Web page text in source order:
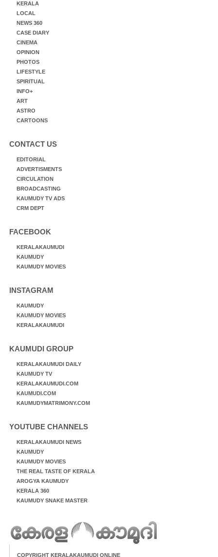
KERALA
LOCAL
NEWS 360
CASE DIARY
CINEMA
OPINION
PHOTOS
LIFESTYLE
SPIRITUAL
INFO+
ART
ASTRO
CARTOONS
CONTACT US
EDITORIAL
ADVERTISMENTS
CIRCULATION
BROADCASTING
KAUMUDY TV ADS
CRM DEPT
FACEBOOK
KERALAKAUMUDI
KAUMUDY
KAUMUDY MOVIES
INSTAGRAM
KAUMUDY
KAUMUDY MOVIES
KERALAKAUMUDI
KAUMUDI GROUP
KERALAKAUMUDI DAILY
KAUMUDY TV
KERALAKAUMUDI.COM
KAUMUDI.COM
KAUMUDYMATRIMONY.COM
YOUTUBE CHANNELS
KERALAKAUMUDI NEWS
KAUMUDY
KAUMUDY MOVIES
THE REAL TASTE OF KERALA
AROGYA KAUMUDY
KERALA 360
KAUMUDY SNAKE MASTER
COPYRIGHT KERALAKAUMUDI ONLINE